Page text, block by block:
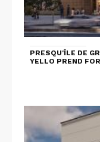
PRESQU'ÎLE DE
YELLO PREND